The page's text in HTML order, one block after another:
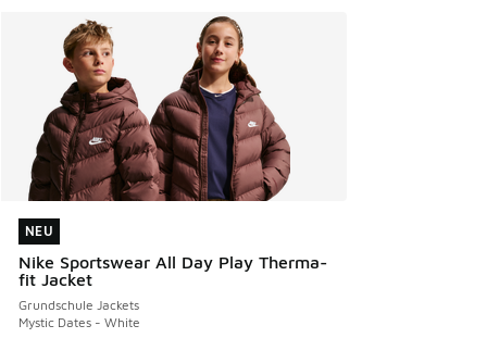
NEU
Nike Sportswear All Day Play Therma-
fit Jacket
Grundschule Jackets
Mystic Dates - White
NEU